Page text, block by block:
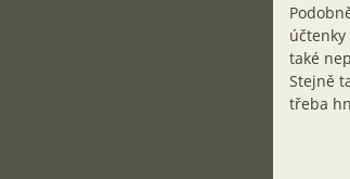
také
Stejně
třeba